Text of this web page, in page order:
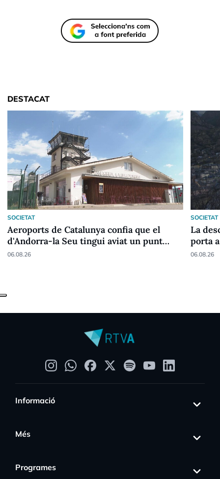
DESTACAT
SOCIETAT
Aeroports de Catalunya confia que el
d'Andorra-la Seu tingui aviat un punt
fronterer Schengen
06.08.26
SOCIETAT
La
porta
06.08.26
Informació
Més
Programes